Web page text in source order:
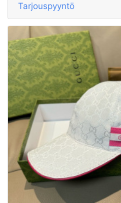
Tarjouspyyntö